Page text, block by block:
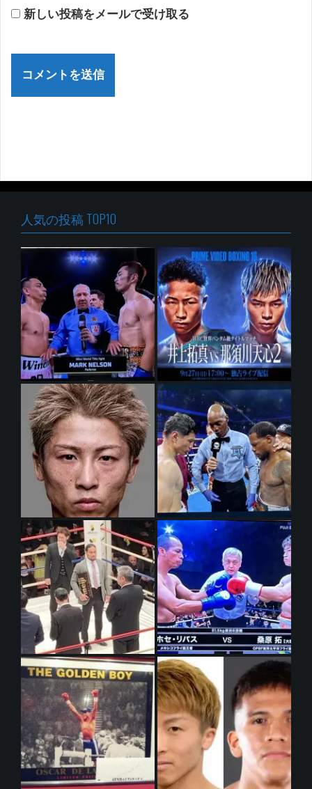
新しい投稿をメールで受け取る
人気の投稿 TOP10